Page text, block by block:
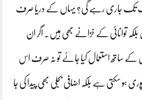
تک جاری رہے گی؟ یہاں کے دریا صرف
توانائی کے خزانے بھی ہیں۔ اگر ان
کے ساتھ استعمال کیا جائے تو نہ صرف اس
ہو سکتی ہے بلکہ اضافی بجلی بھی پیدا کی جا